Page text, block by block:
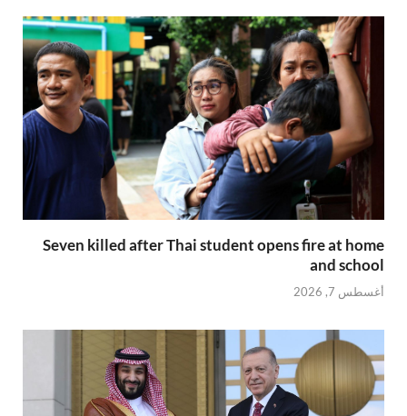
Seven killed after Thai student opens fire at home
and school
أغسطس 7, 2026